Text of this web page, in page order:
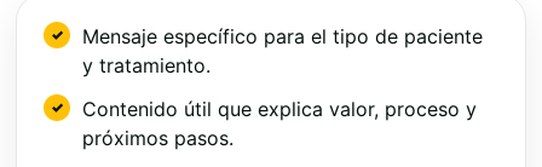
Mensaje específico para el tipo de paciente
y tratamiento.
Contenido útil que explica valor, proceso y
próximos pasos.